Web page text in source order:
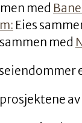
med
Eies
sammen med